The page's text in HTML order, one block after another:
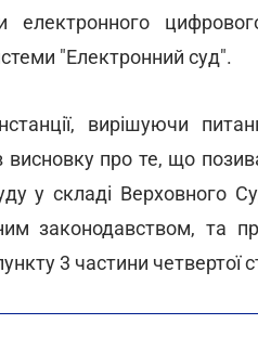
електронного
"Електронний суд".
вирішуючи
висновку про те, що
у складі Верховного
законодавством, та
3 частини четвертої